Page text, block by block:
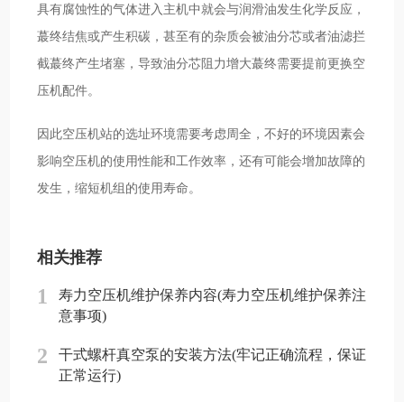
具有腐蚀性的气体进入主机中就会与润滑油发生化学反应，
蕞终结焦或产生积碳，甚至有的杂质会被油分芯或者油滤拦
截蕞终产生堵塞，导致油分芯阻力增大蕞终需要提前更换空
压机配件。
因此空压机站的选址环境需要考虑周全，不好的环境因素会
影响空压机的使用性能和工作效率，还有可能会增加故障的
发生，缩短机组的使用寿命。
相关推荐
1
寿力空压机维护保养内容(寿力空压机维护保养注
意事项)
2
干式螺杆真空泵的安装方法(牢记正确流程，保证
正常运行)